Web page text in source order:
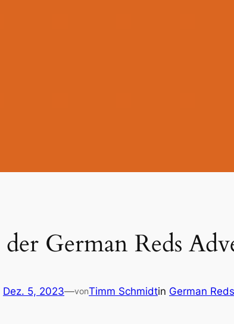
German Reds
Dez. 5, 2023—vonTimm Schmidtin German Reds